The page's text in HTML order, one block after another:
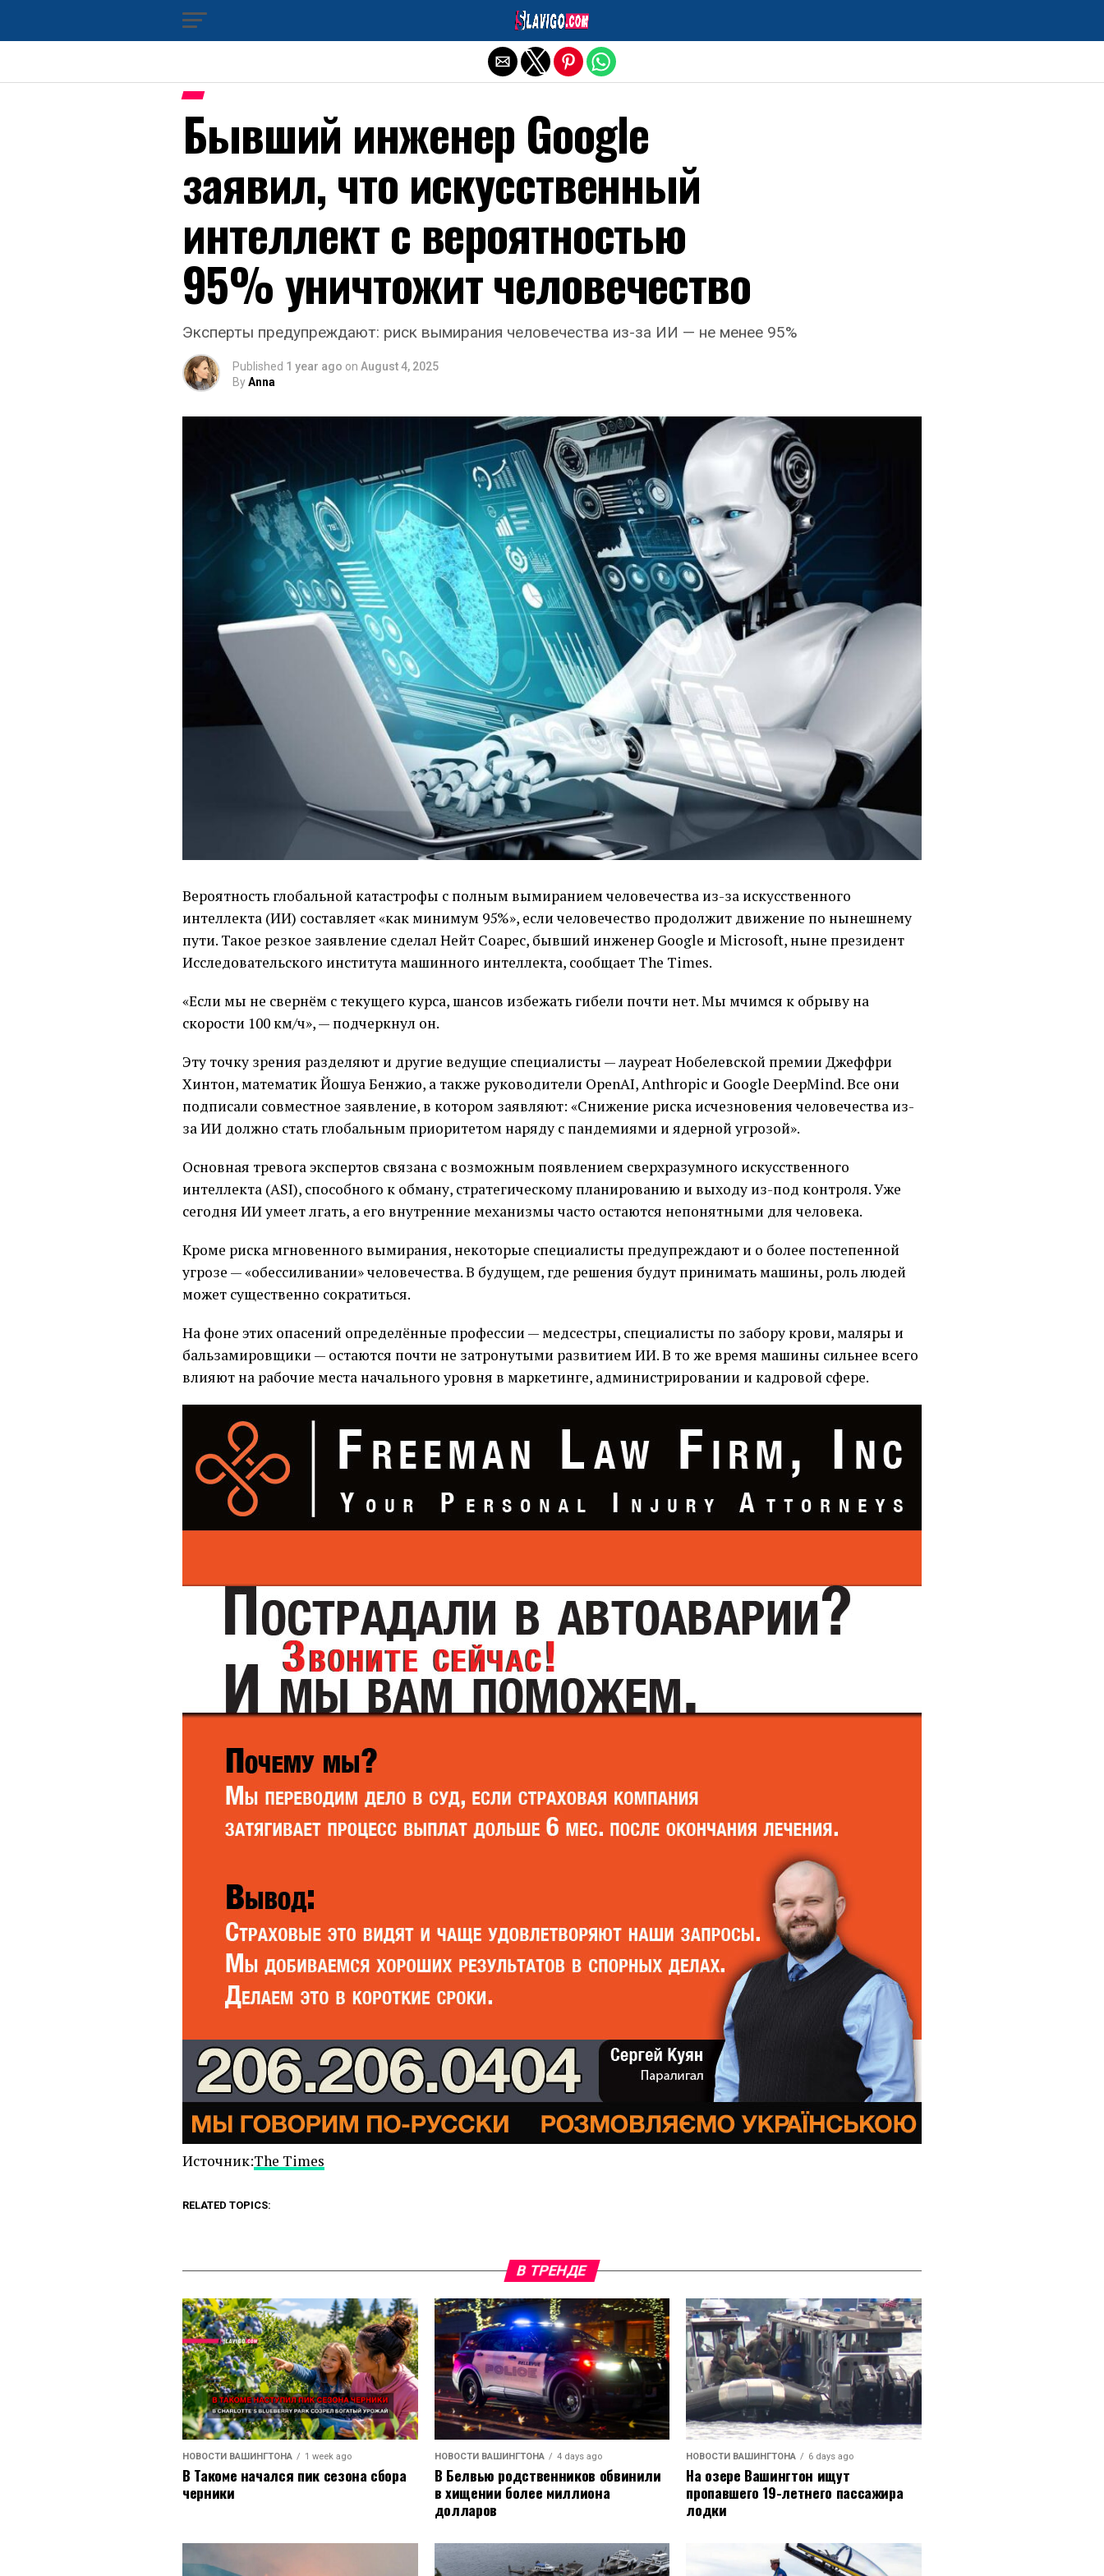
Бывший инженер Google
заявил, что искусственный
интеллект с вероятностью
95% уничтожит человечество
Эксперты предупреждают: риск вымирания человечества из-за ИИ — не менее 95%
Published 1 year ago on August 4, 2025
ByAnna
Вероятность глобальной катастрофы с полным вымиранием человечества из-за искусственного
интеллекта (ИИ) составляет «как минимум 95%», если человечество продолжит движение по нынешнему
пути. Такое резкое заявление сделал Нейт Соарес, бывший инженер Google и Microsoft, ныне президент
Исследовательского института машинного интеллекта, сообщает The Times.
«Если мы не свернём с текущего курса, шансов избежать гибели почти нет. Мы мчимся к обрыву на
скорости 100 км/ч», — подчеркнул он.
Эту точку зрения разделяют и другие ведущие специалисты — лауреат Нобелевской премии Джеффри
Хинтон, математик Йошуа Бенжио, а также руководители OpenAI, Anthropic и Google DeepMind. Все они
подписали совместное заявление, в котором заявляют: «Снижение риска исчезновения человечества из-
за ИИ должно стать глобальным приоритетом наряду с пандемиями и ядерной угрозой».
Основная тревога экспертов связана с возможным появлением сверхразумного искусственного
интеллекта (ASI), способного к обману, стратегическому планированию и выходу из-под контроля. Уже
сегодня ИИ умеет лгать, а его внутренние механизмы часто остаются непонятными для человека.
Кроме риска мгновенного вымирания, некоторые специалисты предупреждают и о более постепенной
угрозе — «обессиливании» человечества. В будущем, где решения будут принимать машины, роль людей
может существенно сократиться.
На фоне этих опасений определённые профессии — медсестры, специалисты по забору крови, маляры и
бальзамировщики — остаются почти не затронутыми развитием ИИ. В то же время машины сильнее всего
влияют на рабочие места начального уровня в маркетинге, администрировании и кадровой сфере.
Источник:The Times
RELATED TOPICS:
В ТРЕНДЕ
НОВОСТИ ВАШИНГТОНА 1 week ago
В Такоме начался пик сезона сбора
черники
НОВОСТИ ВАШИНГТОНА 4 days ago
В Белвью родственников обвинили
в хищении более миллиона
долларов
НОВОСТИ ВАШИНГТОНА 6 days ago
На озере Вашингтон ищут
пропавшего 19-летнего пассажира
лодки
Exit mobile version